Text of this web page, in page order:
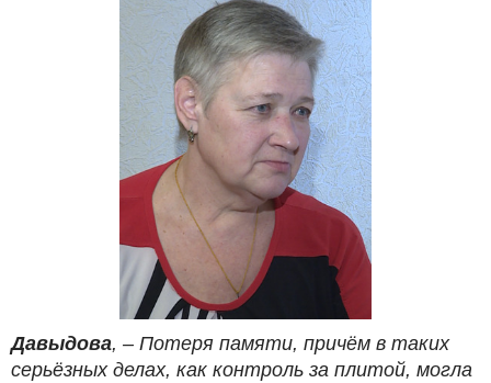
Давыдова, – Потеря памяти, причём в таких
серьёзных делах, как контроль за плитой, могла